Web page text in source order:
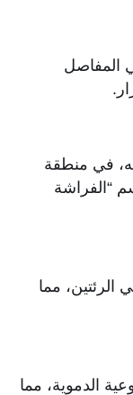
المفاصل
في منطقة
“الفراشة
مما
الدموية، مما